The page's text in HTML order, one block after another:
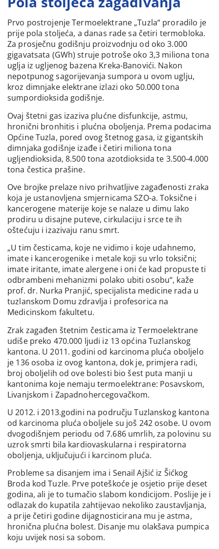
Prvo postrojenje Termoelektrane „Tuzla“ proradilo je
prije pola stoljeća, a danas rade sa četiri termobloka.
Za prosječnu godišnju proizvodnju od oko 3.000
gigavatsata (GWh) struje potroše oko 3,3 miliona tona
uglja iz ugljenog bazena Kreka-Banovići. Nakon
nepotpunog sagorijevanja sumpora u ovom uglju,
kroz dimnjake elektrane izlazi oko 50.000 tona
sumpordioksida godišnje.
Ovaj štetni gas izaziva plućne disfunkcije, astmu,
hronični bronhitis i plućna oboljenja. Prema podacima
Općine Tuzla, pored ovog štetnog gasa, iz gigantskih
dimnjaka godišnje izađe i četiri miliona tona
ugljendioksida, 8.500 tona azotdioksida te 3.500-4.000
tona čestica prašine.
Ove brojke prelaze nivo prihvatljive zagađenosti zraka
koja je ustanovljena smjernicama SZO-a. Toksične i
kancerogene materije koje se nalaze u dimu lako
prodiru u disajne puteve, cirkulaciju i srce te ih
oštećuju i izazivaju ranu smrt.
„U tim česticama, koje ne vidimo i koje udahnemo,
imate i kancerogenike i metale koji su vrlo toksični;
imate iritante, imate alergene i oni će kad propuste ti
odbrambeni mehanizmi polako ubiti osobu“, kaže
prof. dr. Nurka Pranjić, specijalista medicine rada u
tuzlanskom Domu zdravlja i profesorica na
Medicinskom fakultetu.
Zrak zagađen štetnim česticama iz Termoelektrane
udiše preko 470.000 ljudi iz 13 općina Tuzlanskog
kantona. U 2011. godini od karcinoma pluća oboljelo
je 136 osoba iz ovog kantona, dok je, primjera radi,
broj oboljelih od ove bolesti bio šest puta manji u
kantonima koje nemaju termoelektrane: Posavskom,
Livanjskom i Zapadnohercegovačkom.
U 2012. i 2013.godini na području Tuzlanskog kantona
od karcinoma pluća oboljele su još 242 osobe. U ovom
dvogodišnjem periodu od 7.686 umrlih, za polovinu su
uzrok smrti bila kardiovaskularna i respiratorna
oboljenja, uključujući i karcinom pluća.
Probleme sa disanjem ima i Senail Ajšić iz Šićkog
Broda kod Tuzle. Prve poteškoće je osjetio prije deset
godina, ali je to tumačio slabom kondicijom. Poslije je i
odlazak do kupatila zahtijevao nekoliko zaustavljanja,
a prije četiri godine dijagnosticirana mu je astma,
hronična plućna bolest. Disanje mu olakšava pumpica
koju uvijek nosi sa sobom.